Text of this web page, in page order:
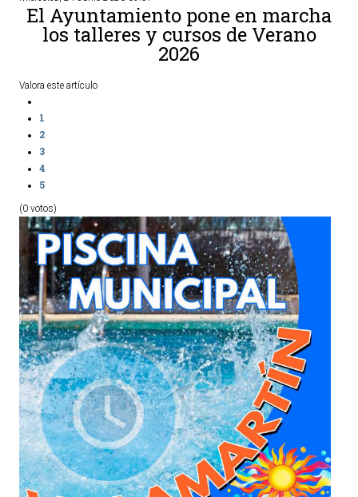
El Ayuntamiento pone en marcha
los talleres y cursos de Verano
2026
Valora este artículo
1
2
3
4
5
(0 votos)